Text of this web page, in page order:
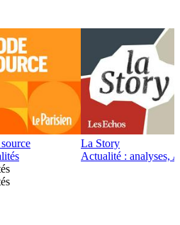
La Story
Actualité : analyses,